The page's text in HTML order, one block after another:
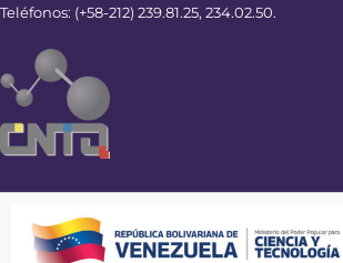
Teléfonos: (+58-212) 239.81.25, 234.02.50.